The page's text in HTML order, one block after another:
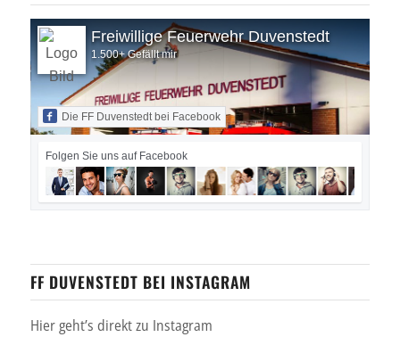
Freiwillige Feuerwehr Duvenstedt
1.500+ Gefällt mir
Die FF Duvenstedt bei Facebook
Folgen Sie uns auf Facebook
FF DUVENSTEDT BEI INSTAGRAM
Hier geht’s direkt zu Instagram